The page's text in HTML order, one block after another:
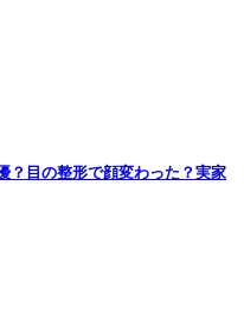
？目の整形で顔変わった？実家